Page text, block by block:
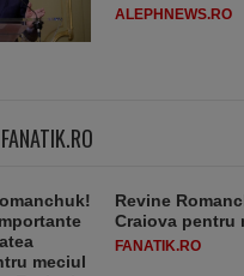
ALEPHNEWS.RO
Revine
Craiova pentru
FANATIK.RO